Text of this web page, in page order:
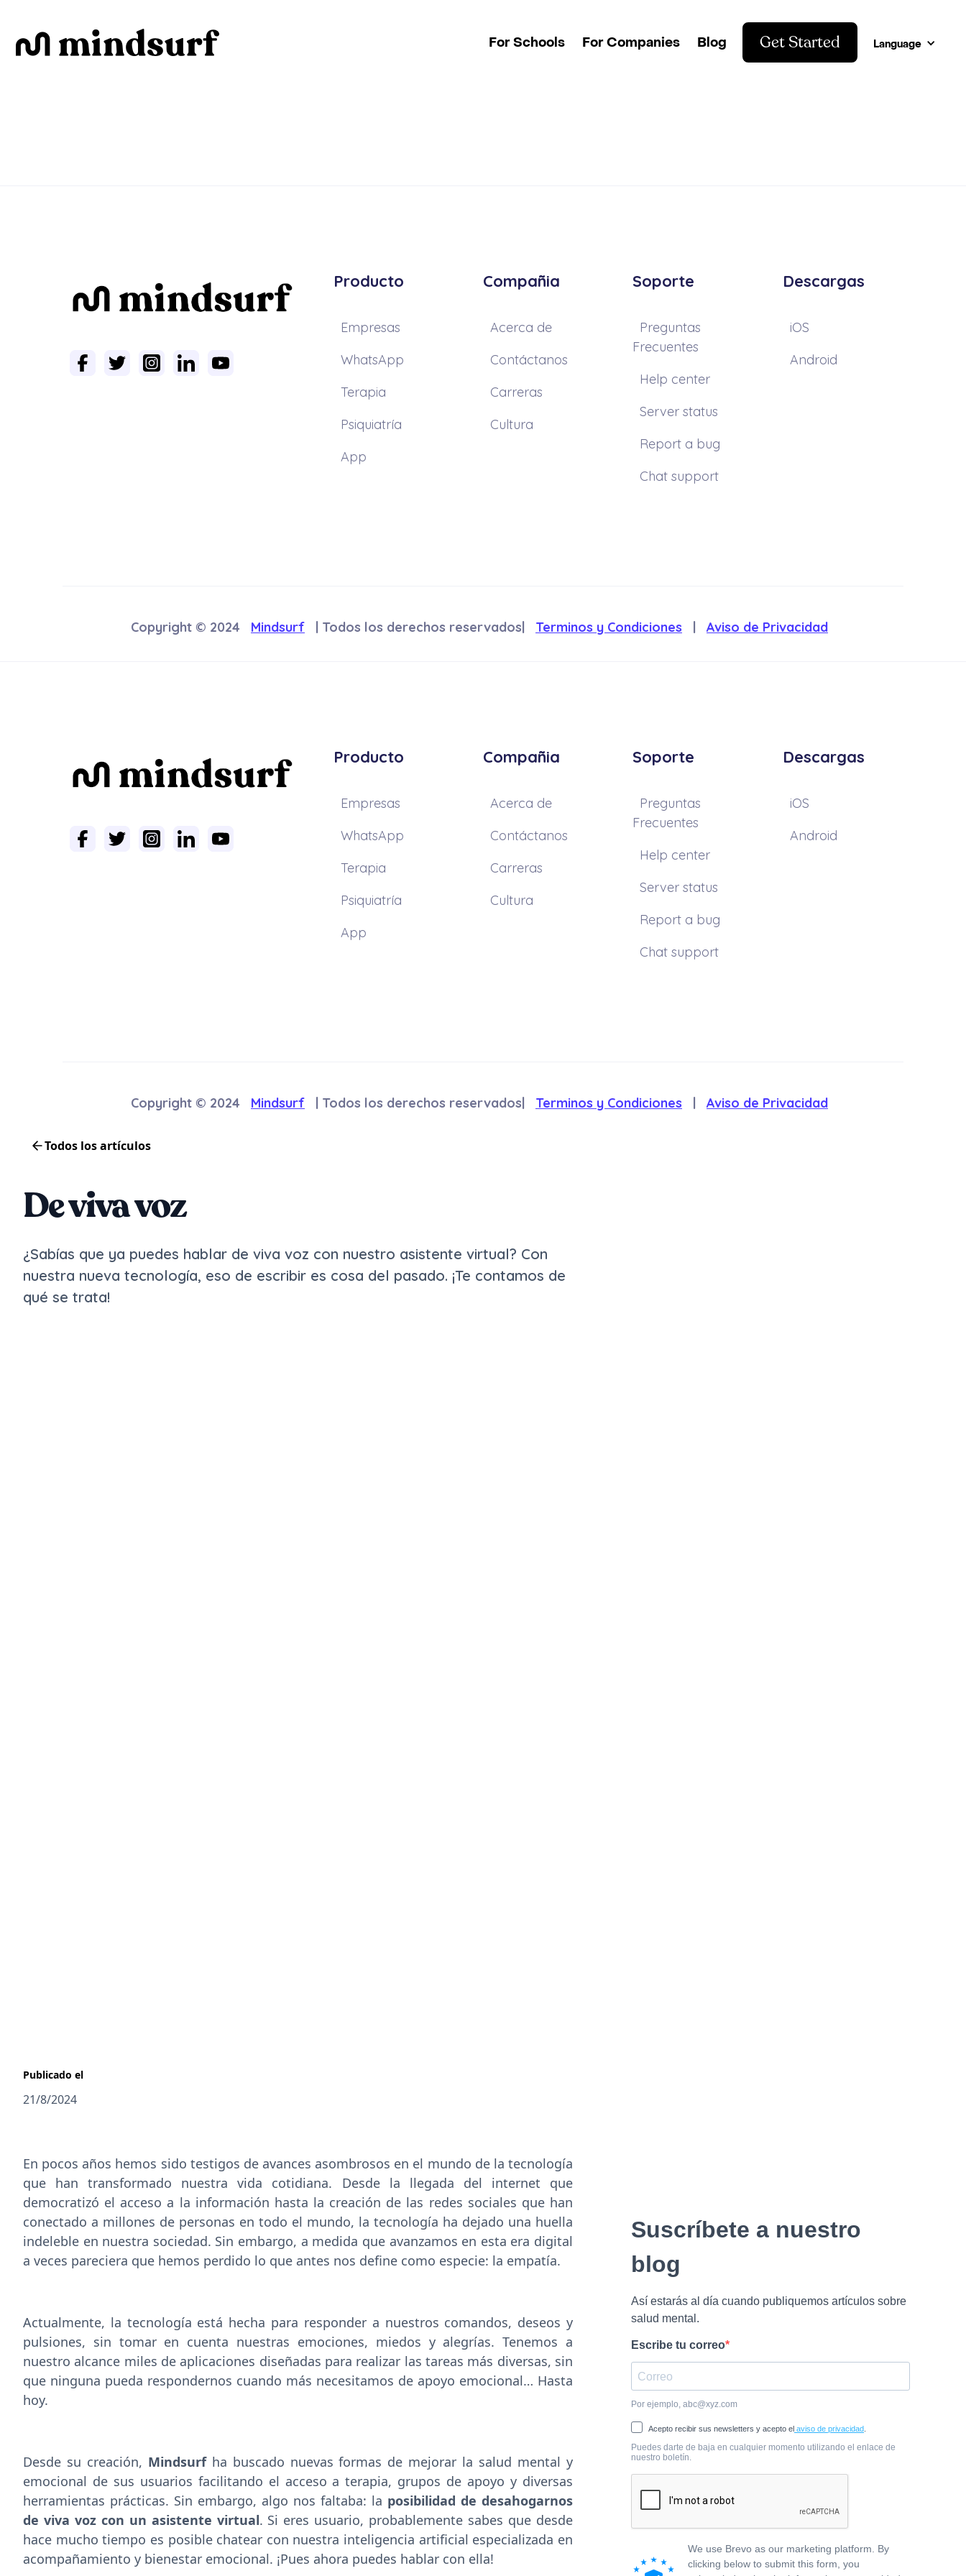
For Schools For Companies Blog Get Started Language
Producto
Empresas
WhatsApp
Terapia
Psiquiatría
App
Compañia
Acerca de
Contáctanos
Carreras
Cultura
Soporte
Preguntas
Frecuentes
Help center
Server status
Report a bug
Chat support
Descargas
iOS
Android
Copyright © 2024 Mindsurf | Todos los derechos reservados| Terminos y Condiciones | Aviso de Privacidad
Producto
Empresas
WhatsApp
Terapia
Psiquiatría
App
Compañia
Acerca de
Contáctanos
Carreras
Cultura
Soporte
Preguntas
Frecuentes
Help center
Server status
Report a bug
Chat support
Descargas
iOS
Android
Copyright © 2024 Mindsurf | Todos los derechos reservados| Terminos y Condiciones | Aviso de Privacidad
Todos los artículos
De viva voz
¿Sabías que ya puedes hablar de viva voz con nuestro asistente virtual? Con
nuestra nueva tecnología, eso de escribir es cosa del pasado. ¡Te contamos de
qué se trata!
Publicado el
21/8/2024
En pocos años hemos sido testigos de avances asombrosos en el mundo de la tecnología
que han transformado nuestra vida cotidiana. Desde la llegada del internet que
democratizó el acceso a la información hasta la creación de las redes sociales que han
conectado a millones de personas en todo el mundo, la tecnología ha dejado una huella
indeleble en nuestra sociedad. Sin embargo, a medida que avanzamos en esta era digital
a veces pareciera que hemos perdido lo que antes nos define como especie: la empatía.
Actualmente, la tecnología está hecha para responder a nuestros comandos, deseos y
pulsiones, sin tomar en cuenta nuestras emociones, miedos y alegrías. Tenemos a
nuestro alcance miles de aplicaciones diseñadas para realizar las tareas más diversas, sin
que ninguna pueda respondernos cuando más necesitamos de apoyo emocional… Hasta
hoy.
Desde su creación, Mindsurfha buscado nuevas formas de mejorar la salud mental y
emocional de sus usuarios facilitando el acceso a terapia, grupos de apoyo y diversas
herramientas prácticas. Sin embargo, algo nos faltaba: la posibilidad de desahogarnos
de viva voz con un asistente virtual. Si eres usuario, probablemente sabes que desde
hace mucho tiempo es posible chatear con nuestra inteligencia artificial especializada en
acompañamiento y bienestar emocional. ¡Pues ahora puedes hablar con ella!